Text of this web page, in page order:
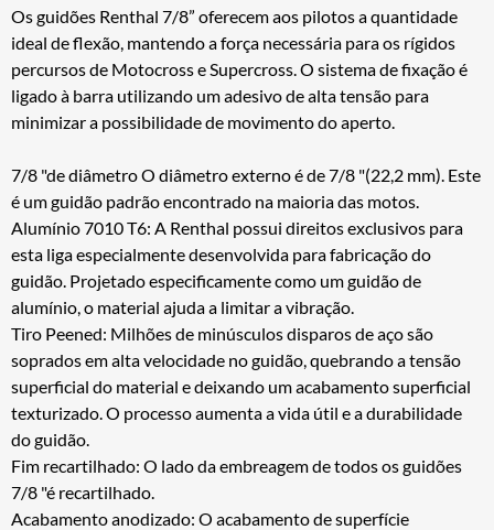
Os guidões Renthal 7/8” oferecem aos pilotos a quantidade
ideal de flexão, mantendo a força necessária para os rígidos
percursos de Motocross e Supercross. O sistema de fixação é
ligado à barra utilizando um adesivo de alta tensão para
minimizar a possibilidade de movimento do aperto.
7/8 "de diâmetro O diâmetro externo é de 7/8 "(22,2 mm). Este
é um guidão padrão encontrado na maioria das motos.
Alumínio 7010 T6: A Renthal possui direitos exclusivos para
esta liga especialmente desenvolvida para fabricação do
guidão. Projetado especificamente como um guidão de
alumínio, o material ajuda a limitar a vibração.
Tiro Peened: Milhões de minúsculos disparos de aço são
soprados em alta velocidade no guidão, quebrando a tensão
superficial do material e deixando um acabamento superficial
texturizado. O processo aumenta a vida útil e a durabilidade
do guidão.
Fim recartilhado: O lado da embreagem de todos os guidões
7/8 "é recartilhado.
Acabamento anodizado: O acabamento de superfície